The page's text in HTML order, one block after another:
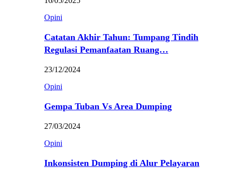
Opini
Catatan Akhir Tahun: Tumpang Tindih
Regulasi Pemanfaatan Ruang…
23/12/2024
Opini
Gempa Tuban Vs Area Dumping
27/03/2024
Opini
Inkonsisten Dumping di Alur Pelayaran